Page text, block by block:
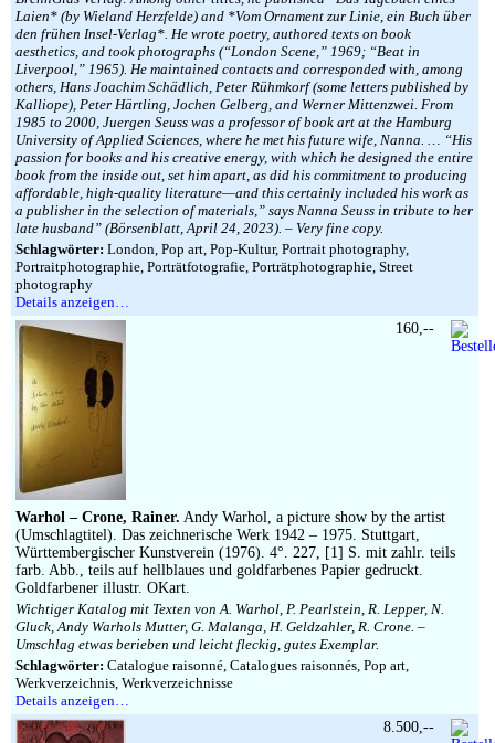
Laien* (by Wieland Herzfelde) and *Vom Ornament zur Linie, ein Buch über
den frühen Insel-Verlag*. He wrote poetry, authored texts on book
aesthetics, and took photographs (“London Scene,” 1969; “Beat in
Liverpool,” 1965). He maintained contacts and corresponded with, among
others, Hans Joachim Schädlich, Peter Rühmkorf (some letters published by
Kalliope), Peter Härtling, Jochen Gelberg, and Werner Mittenzwei. From
1985 to 2000, Juergen Seuss was a professor of book art at the Hamburg
University of Applied Sciences, where he met his future wife, Nanna. … “His
passion for books and his creative energy, with which he designed the entire
book from the inside out, set him apart, as did his commitment to producing
affordable, high-quality literature—and this certainly included his work as
a publisher in the selection of materials,” says Nanna Seuss in tribute to her
late husband” (Börsenblatt, April 24, 2023). – Very fine copy.
Schlagwörter: London, Pop art, Pop-Kultur, Portrait photography,
Portraitphotographie, Porträtfotografie, Porträtphotographie, Street
photography
Details anzeigen…
Warhol – Crone, Rainer. Andy Warhol, a picture show by the artist
(Umschlagtitel). Das zeichnerische Werk 1942 – 1975. Stuttgart,
Württembergischer Kunstverein (1976). 4°. 227, [1] S. mit zahlr. teils
farb. Abb., teils auf hellblaues und goldfarbenes Papier gedruckt.
Goldfarbener illustr. OKart.
Wichtiger Katalog mit Texten von A. Warhol, P. Pearlstein, R. Lepper, N.
Gluck, Andy Warhols Mutter, G. Malanga, H. Geldzahler, R. Crone. –
Umschlag etwas berieben und leicht fleckig, gutes Exemplar.
Schlagwörter: Catalogue raisonné, Catalogues raisonnés, Pop art,
Werkverzeichnis, Werkverzeichnisse
Details anzeigen…
160,--
8.500,--